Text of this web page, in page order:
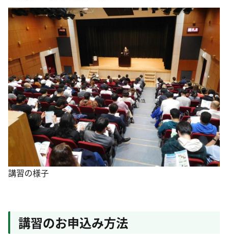
講習の様子
講習のお申込み方法